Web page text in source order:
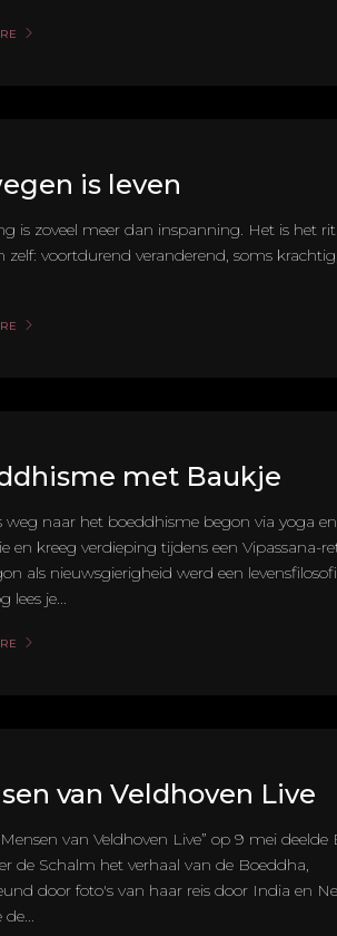
is leven
is zoveel meer dan inspanning. Het is het
zelf: voortdurend veranderend, soms krachtig,
met Baukje
weg naar het boeddhisme begon via yoga en
en kreeg verdieping tijdens een Vipassana-
als nieuwsgierigheid werd een
lees je...
van Veldhoven Live
van Veldhoven Live” op 9 mei deelde
de Schalm het verhaal van de Boeddha,
door foto's van haar reis door India en